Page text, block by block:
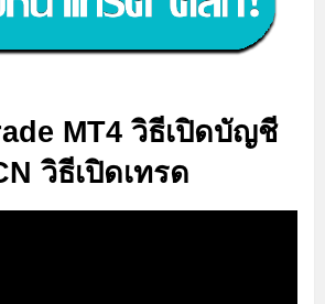
MT4 วิธีเปิดบัญชี
วิธีเปิดเทรด